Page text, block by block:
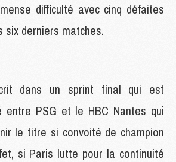
difficulté avec cinq défaites
six derniers matches.
dans un sprint final qui est
entre PSG et le HBC Nantes qui
le titre si convoité de champion
si Paris lutte pour la continuité